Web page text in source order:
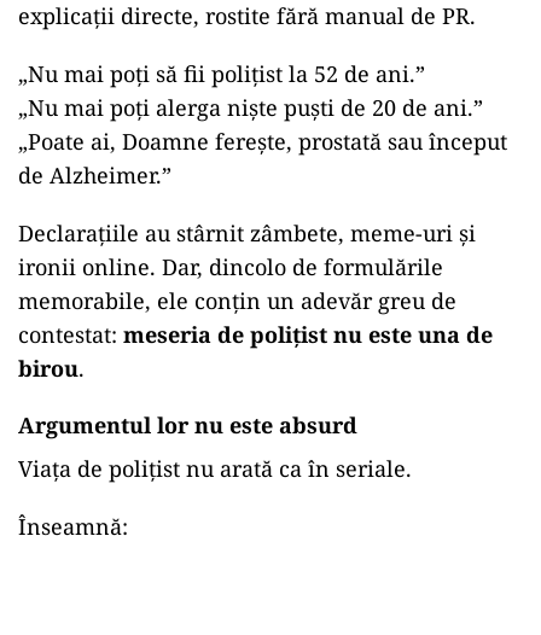
explicații directe, rostite fără manual de PR.
„Nu mai poți să fii polițist la 52 de ani.”
„Nu mai poți alerga niște puști de 20 de ani.”
„Poate ai, Doamne ferește, prostată sau început
de Alzheimer.”
Declarațiile au stârnit zâmbete, meme-uri și
ironii online. Dar, dincolo de formulările
memorabile, ele conțin un adevăr greu de
contestat: meseria de polițist nu este una de
birou.
Argumentul lor nu este absurd
Viața de polițist nu arată ca în seriale.
Înseamnă: